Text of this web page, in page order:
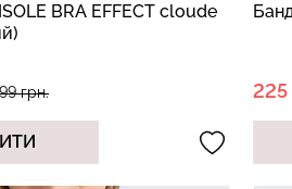
BRA EFFECT cloude
грн. 225
(бежевий)
Топ на бретелях в
CAMI TOP RIB white